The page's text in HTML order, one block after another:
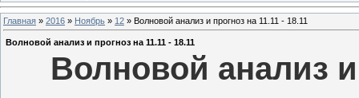
Главная » 2016 » Ноябрь » 12 » Волновой анализ и прогноз на 11.11 - 18.11
Волновой анализ и прогноз на 11.11 - 18.11
Волновой анализ и